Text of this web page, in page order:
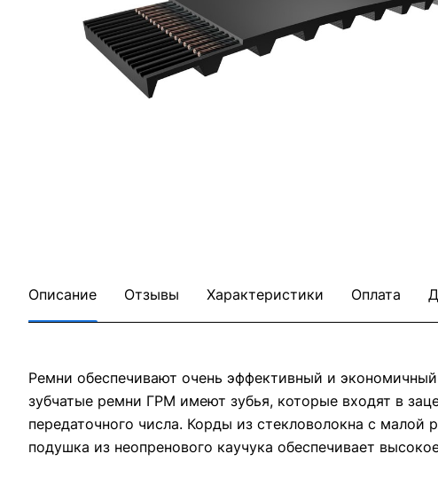
Описание Отзывы Характеристики Оплата
Ремни обеспечивают очень эффективный и
зубчатые ремни ГРМ имеют зубья, которые входят в
передаточного числа. Корды из стекловолокна с
подушка из неопренового каучука обеспечивает